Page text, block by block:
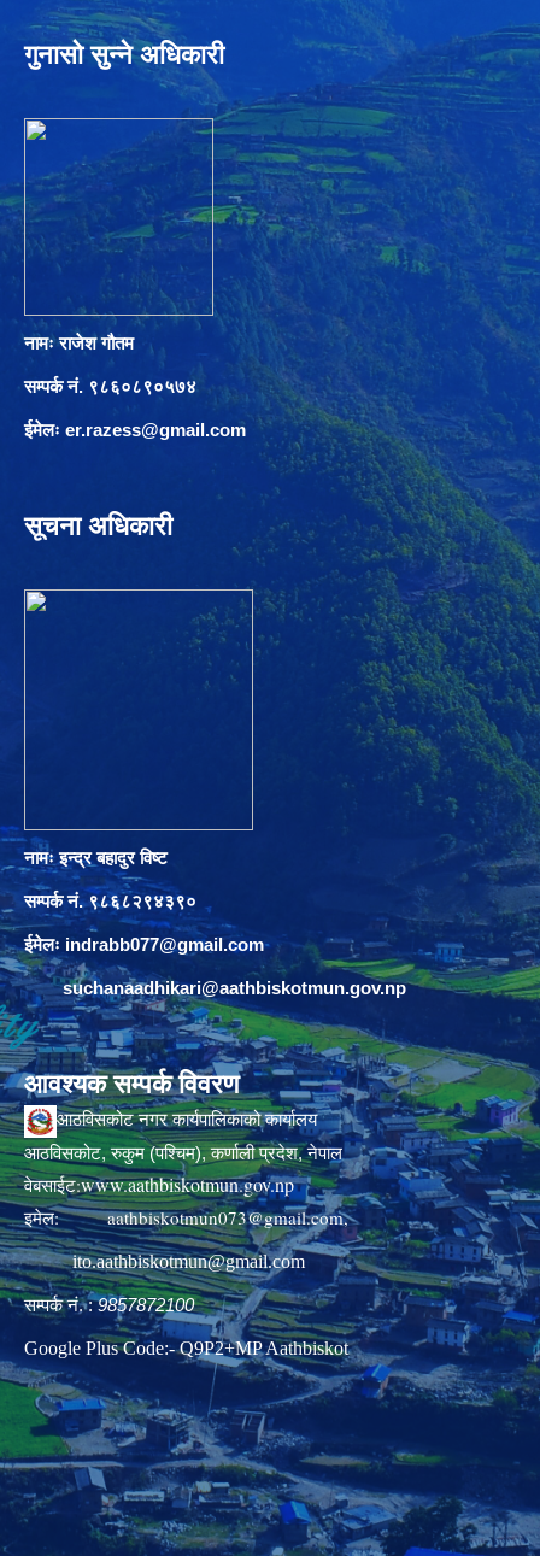
गुनासो सुन्ने अधिकारी
नामः राजेश गौतम
सम्पर्क नं. ९८६०८९०५७४
ईमेलः er.razess@gmail.com
सूचना अधिकारी
नामः इन्द्र बहादुर विष्ट
सम्पर्क नं. ९८६८२९४३९०
ईमेलः indrabb077@gmail.com
suchanaadhikari@aathbiskotmun.gov.np
आवश्यक सम्पर्क विवरण
आठविसकोट नगर कार्यपालिकाको कार्यालय
आठविसकोट, रुकुम (पश्चिम), कर्णाली प्रदेश, नेपाल
वेबसाईट:www.aathbiskotmun.gov.np
इमेल:aathbiskotmun073@gmail.com,
ito.aathbiskotmun@gmail.com
सम्पर्क नं. :9857872100
Google Plus Code:- Q9P2+MP Aathbiskot